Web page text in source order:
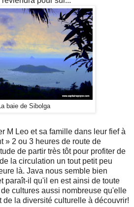
baie de Sibolga
M Leo et sa famille dans leur fief à
» 2 ou 3 heures de route de
de partir très tôt pour profiter de
la circulation un tout petit peu
là. Java nous semble bien
paraît-il qu'il en est ainsi de toute
cultures aussi nombreuse qu'elle
de la diversité culturelle à découvrir!